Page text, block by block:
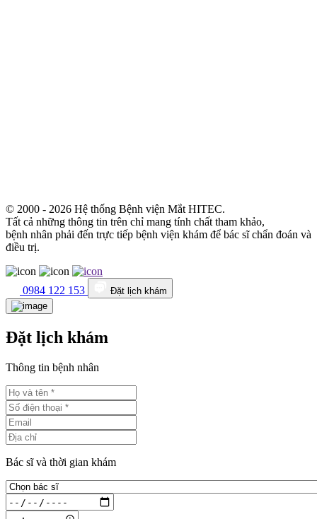
© 2000 - 2026 Hệ thống Bệnh viện Mắt HITEC.
Tất cả những thông tin trên chỉ mang tính chất tham khảo,
bệnh nhân phải đến trực tiếp bệnh viện khám để bác sĩ chẩn đoán và
điều trị.
0984 122 153 Đặt lịch khám
Đặt lịch khám
Thông tin bệnh nhân
Bác sĩ và thời gian khám